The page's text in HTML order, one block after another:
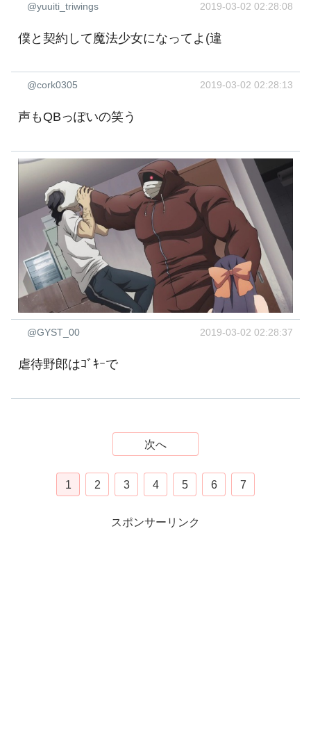
@yuuiti_triwings 2019-03-02 02:28:08
僕と契約して魔法少女になってよ(違
@cork0305 2019-03-02 02:28:13
声もQBっぽいの笑う
@GYST_00 2019-03-02 02:28:37
虐待野郎はｺﾞｷｰで
次へ
1 2 3 4 5 6 7
スポンサーリンク